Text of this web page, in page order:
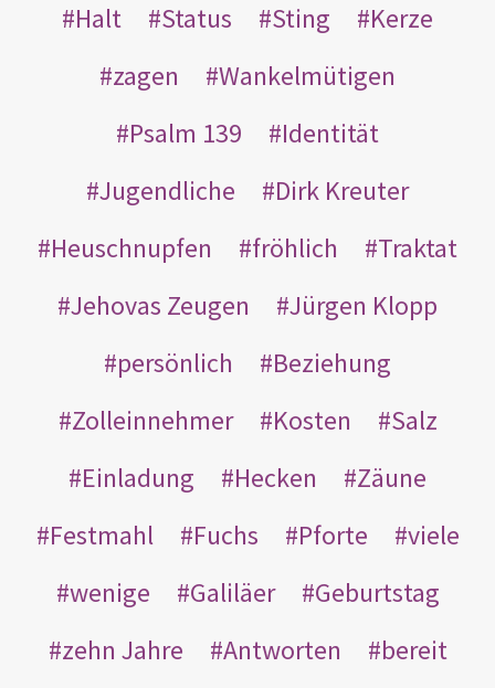
Halt
Status Sting
Kerze
zagen
Wankelmütigen
Psalm 139
Identität
Jugendliche
Dirk Kreuter
Heuschnupfen
fröhlich
Traktat
Jehovas Zeugen
Jürgen Klopp
persönlich
Beziehung
Zolleinnehmer
Kosten
Salz
Einladung
Hecken
Zäune
Festmahl
Fuchs Pforte
viele
wenige
Galiläer
Geburtstag
zehn Jahre
Antworten
bereit